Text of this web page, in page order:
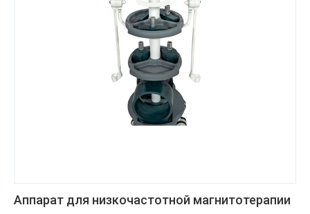
Аппарат для низкочастотной магнитотерапии